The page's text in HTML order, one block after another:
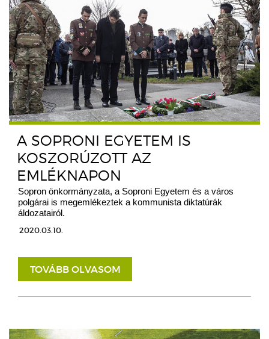
A SOPRONI EGYETEM IS
KOSZORÚZOTT AZ
EMLÉKNAPON
Sopron önkormányzata, a Soproni Egyetem és a város
polgárai is megemlékeztek a kommunista diktatúrák
áldozatairól.
2020.03.10.
TOVÁBB OLVASOM